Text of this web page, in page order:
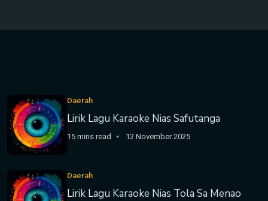
Daerah
Lirik Lagu Karaoke Nias Safutanga
15 mins read 12 November 2025
Daerah
Lirik Lagu Karaoke Nias Tola Sa Menao